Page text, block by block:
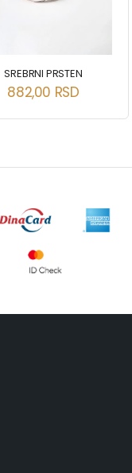
SREBRNI PRSTEN
882,00 RSD